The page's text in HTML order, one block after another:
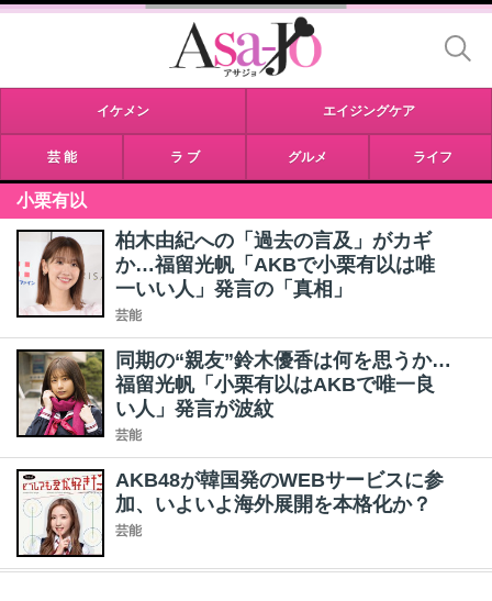
イケメン エイジングケア
芸 能 ラ ブ グルメ ライフ
小栗有以
柏木由紀への「過去の言及」がカギ
か…福留光帆「AKBで小栗有以は唯
一いい人」発言の「真相」
芸能
同期の“親友”鈴木優香は何を思うか…
福留光帆「小栗有以はAKBで唯一良
い人」発言が波紋
芸能
AKB48が韓国発のWEBサービスに参
加、いよいよ海外展開を本格化か？
芸能